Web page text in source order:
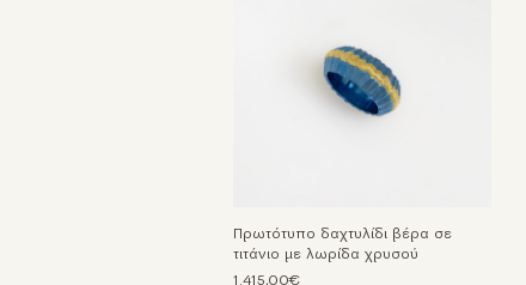
Πρωτότυπο δαχτυλίδι βέρα σε
τιτάνιο με λωρίδα χρυσού
1.415,00€